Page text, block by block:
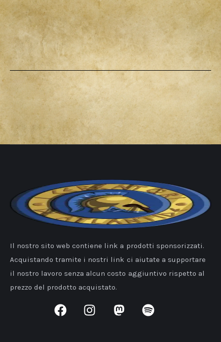
Il nostro sito web contiene link a prodotti sponsorizzati.
Acquistando tramite i nostri link ci aiutate a supportare
il nostro lavoro senza alcun costo aggiuntivo rispetto al
prezzo del prodotto acquistato.